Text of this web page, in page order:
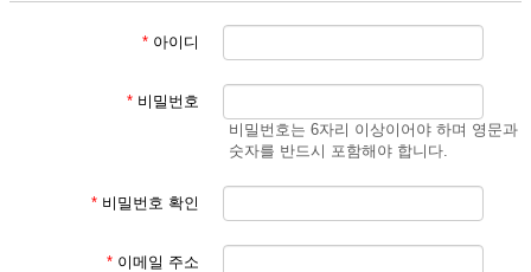
* 아이디
* 비밀번호
비밀번호는 6자리 이상이어야 하며 영문과
숫자를 반드시 포함해야 합니다.
* 비밀번호 확인
* 이메일 주소